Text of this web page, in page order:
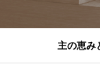
主の恵み